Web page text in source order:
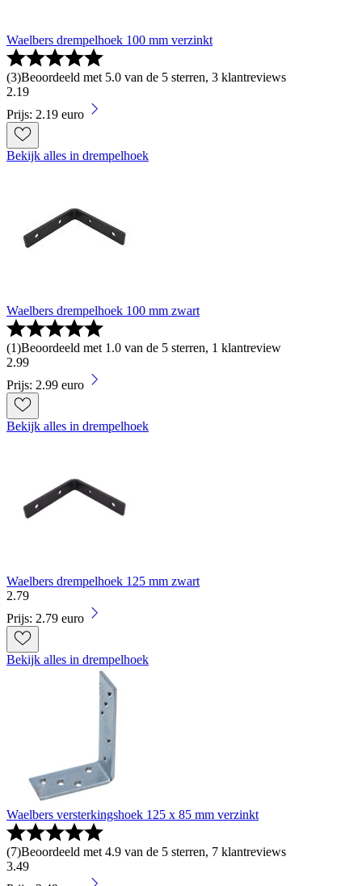
Waelbers drempelhoek 100 mm verzinkt
(3)Beoordeeld met 5.0 van de 5 sterren, 3 klantreviews
2.19
Prijs: 2.19 euro
Bekijk alles in drempelhoek
Waelbers drempelhoek 100 mm zwart
(1)Beoordeeld met 1.0 van de 5 sterren, 1 klantreview
2.99
Prijs: 2.99 euro
Bekijk alles in drempelhoek
Waelbers drempelhoek 125 mm zwart
2.79
Prijs: 2.79 euro
Bekijk alles in drempelhoek
Waelbers versterkingshoek 125 x 85 mm verzinkt
(7)Beoordeeld met 4.9 van de 5 sterren, 7 klantreviews
3.49